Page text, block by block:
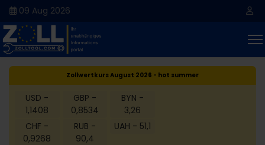
09 Aug 2026
Zollwertkurs August 2026 - hot summer
USD -
1,1408
CHF -
0,9268
GBP -
0,8534
RUB -
90,4
BYN -
3,26
UAH - 51,1